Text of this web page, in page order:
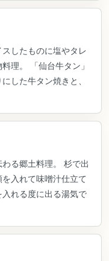
したものに塩やタレ
理。 「仙台牛タン」
した牛タン焼きと、
る郷土料理。 杉で出
入れて味噌汁仕立て
れる度に出る湯気で